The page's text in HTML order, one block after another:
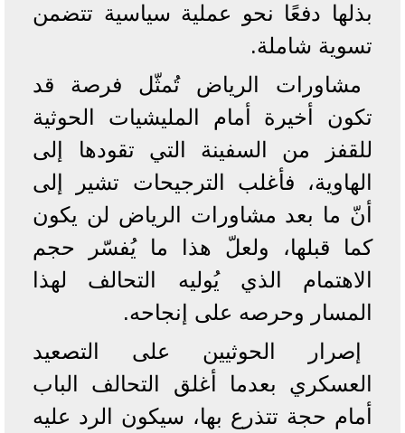
بذلها دفعًا نحو عملية سياسية تتضمن
تسوية شاملة.
مشاورات الرياض تُمثّل فرصة قد
تكون أخيرة أمام المليشيات الحوثية
للقفز من السفينة التي تقودها إلى
الهاوية، فأغلب الترجيحات تشير إلى
أنّ ما بعد مشاورات الرياض لن يكون
كما قبلها، ولعلّ هذا ما يُفسّر حجم
الاهتمام الذي يُوليه التحالف لهذا
المسار وحرصه على إنجاحه.
إصرار الحوثيين على التصعيد
العسكري بعدما أغلق التحالف الباب
أمام حجة تتذرع بها، سيكون الرد عليه